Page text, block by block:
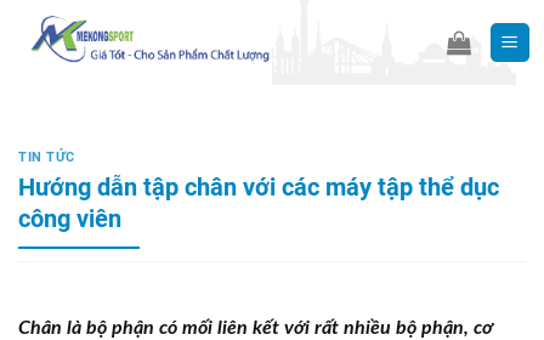
content
TIN TỨC
Hướng dẫn tập chân với các máy tập thể dục
công viên
Chân là bộ phận có mối liên kết với rất nhiều bộ phận, cơ